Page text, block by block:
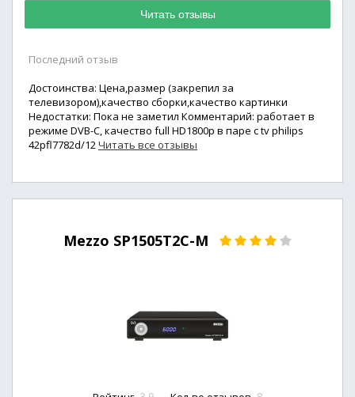
Читать отзывы
Последний отзыв
Достоинства: Цена,размер (закрепил за
телевизором),качество сборки,качество картинки
Недостатки: Пока не заметил Комментарий: работает в
режиме DVB-C, качество full HD1800p в паре с tv philips
42pfl7782d/12Читать все отзывы
Mezzo SP1505T2C-M